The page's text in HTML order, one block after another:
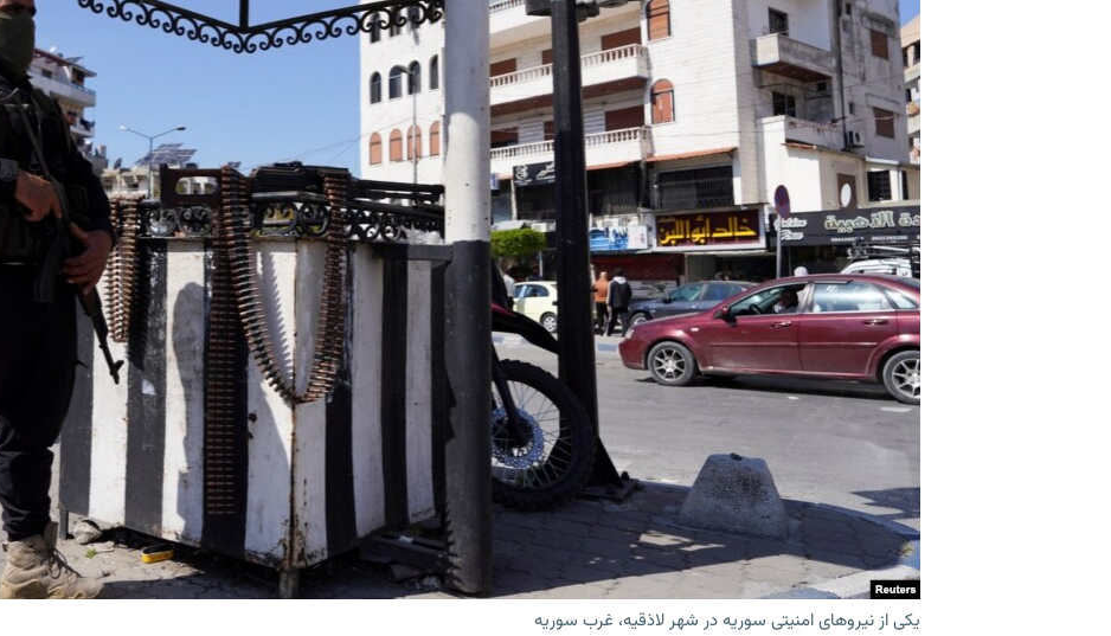
یکی از نیروهای امنیتی سوریه در شهر لاذقیه، غرب سوریه